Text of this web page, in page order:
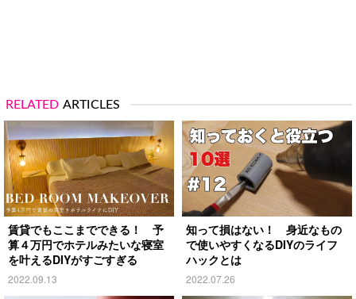
RELATED ARTICLES
賃貸でもここまでできる！ 予
算４万円でホテルみたいな寝室
を叶えるDIYがすごすぎる
2022.09.13
知って損はない！ 身近なもの
で使いやすくなるDIYのライフ
ハックとは
2022.07.26